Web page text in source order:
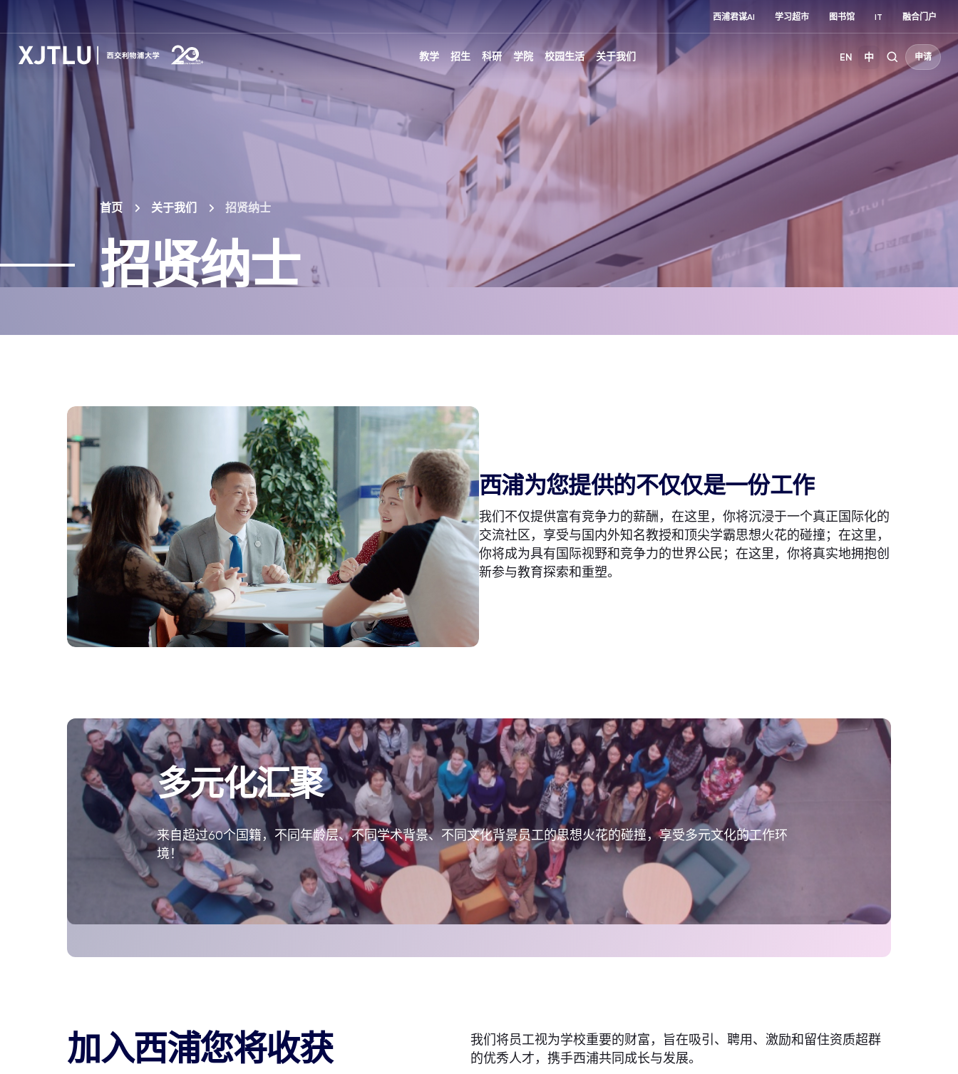
西浦君谋AI 学习超市 图书馆 IT 融合门户
教学 招生 科研 学院 校园生活 关于我们 EN 中 申请
首页 关于我们 招贤纳士
招贤纳士
西浦为您提供的不仅仅是一份工作
我们不仅提供富有竞争力的薪酬，在这里，你将沉浸于一个真正国际化的
交流社区，享受与国内外知名教授和顶尖学霸思想火花的碰撞；在这里，
你将成为具有国际视野和竞争力的世界公民；在这里，你将真实地拥抱创
新参与教育探索和重塑。
多元化汇聚
来自超过60个国籍，不同年龄层、不同学术背景、不同文化背景员工的思想火花的碰撞，享受多元文化的工作环
境！
加入西浦您将收获
我们将员工视为学校重要的财富，旨在吸引、聘用、激励和留住资质超群
的优秀人才，携手西浦共同成长与发展。